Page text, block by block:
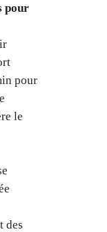
pour
pour
le
des